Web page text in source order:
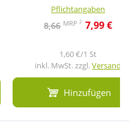
Pflichtangaben
8,66 MRP2 7,99 €
1,60 €/1 St
inkl. MwSt. zzgl.Versand
Hinzufügen